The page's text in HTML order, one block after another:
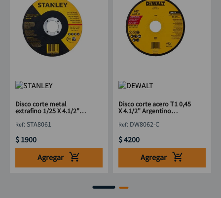
Disco corte metal
extrafino 1/25 X 4.1/2"
: STA8061
$ 1900
Agregar
Disco corte acero T1 0,45
X 4.1/2" Argentino
: DW8062-C
$4200
Agregar